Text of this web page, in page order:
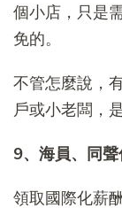
個小店，只是
免的。
不管怎麼說，
戶或小老闆，
9、海員、同
領取國際化薪